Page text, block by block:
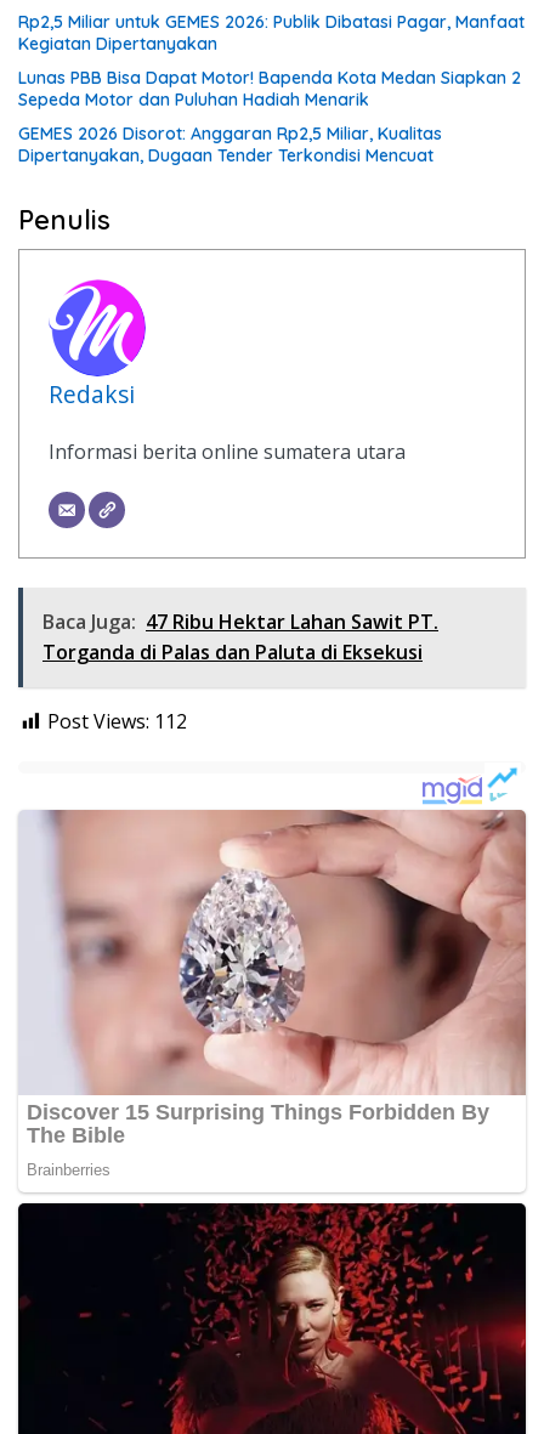
Rp2,5 Miliar untuk GEMES 2026: Publik Dibatasi Pagar, Manfaat
Kegiatan Dipertanyakan
Lunas PBB Bisa Dapat Motor! Bapenda Kota Medan Siapkan 2
Sepeda Motor dan Puluhan Hadiah Menarik
GEMES 2026 Disorot: Anggaran Rp2,5 Miliar, Kualitas
Dipertanyakan, Dugaan Tender Terkondisi Mencuat
Penulis
Redaksi
Informasi berita online sumatera utara
Baca Juga: 47 Ribu Hektar Lahan Sawit PT.
Torganda di Palas dan Paluta di Eksekusi
Post Views: 112